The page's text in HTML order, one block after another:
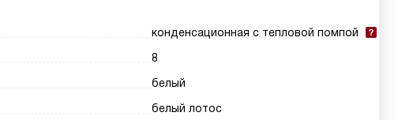
конденсационная с тепловой помпой
8
белый
белый лотос